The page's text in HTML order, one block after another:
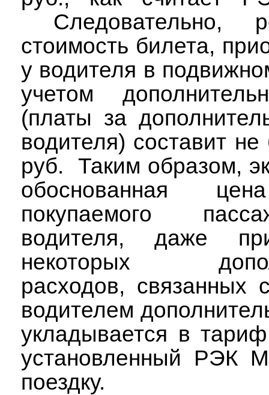
Следовательно,
стоимость билета,
у водителя в
учетом
(платы за
водителя) составит
руб.
Таким образом,
обоснованная
покупаемого
водителя, даже
некоторых
расходов, связанных
водителем
укладывается в
установленный РЭК
поездку.